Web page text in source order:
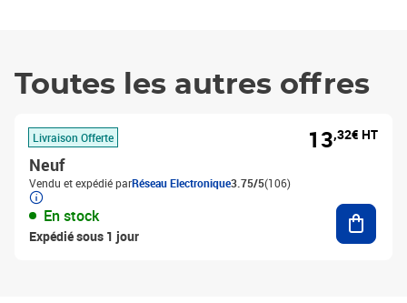
Toutes les autres offres
Livraison Offerte
Neuf
Vendu et expédié parRéseau Electronique3.75/5(106)
En stock
Expédié sous 1 jour
13,32€ HT